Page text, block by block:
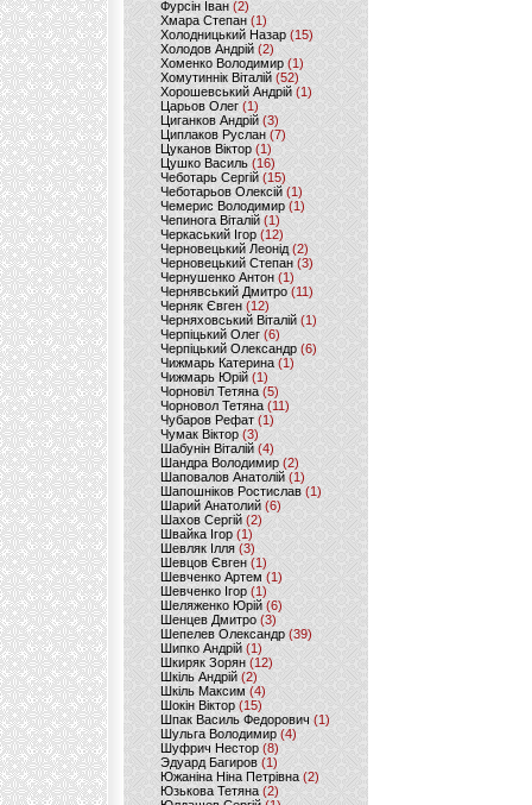
Фурсін Іван (2)
Хмара Степан(1)
Холодницький Назар(15)
Холодов Андрій (2)
Хоменко Володимир (1)
Хомутиннік Віталій (52)
Хорошевський Андрій (1)
Царьов Олег (1)
Циганков Андрій (3)
Циплаков Руслан(7)
Цуканов Віктор (1)
Цушко Василь (16)
Чеботарь Сергій (15)
Чеботарьов Олексій (1)
Чемерис Володимир (1)
Чепинога Віталій (1)
Черкаський Ігор (12)
Черновецький Леонід(2)
Черновецький Степан (3)
Чернушенко Антон (1)
Чернявський Дмитро(11)
Черняк Євген(12)
Черняховський Віталій (1)
Черпіцький Олег (6)
Черпіцький Олександр (6)
Чижмарь Катерина (1)
Чижмарь Юрій (1)
Чорновіл Тетяна (5)
Чорновол Тетяна (11)
Чубаров Рефат (1)
Чумак Віктор(3)
Шабунін Віталій (4)
Шандра Володимир (2)
Шаповалов Анатолій(1)
Шапошніков Ростислав(1)
Шарий Анатолий(6)
Шахов Сергій(2)
Швайка Ігор (1)
Шевляк Ілля (3)
Шевцов Євген (1)
Шевченко Артем(1)
Шевченко Ігор(1)
Шеляженко Юрій (6)
Шенцев Дмитро (3)
Шепелев Олександр (39)
Шипко Андрій(1)
Шкиряк Зорян(12)
Шкіль Андрій(2)
Шкіль Максим (4)
Шокін Віктор (15)
Шпак Василь Федорович (1)
Шульга Володимир (4)
Шуфрич Нестор(8)
Эдуард Багиров (1)
Южаніна Ніна Петрівна (2)
Юзькова Тетяна(2)